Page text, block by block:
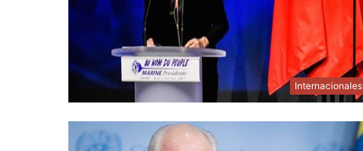
Internacionales